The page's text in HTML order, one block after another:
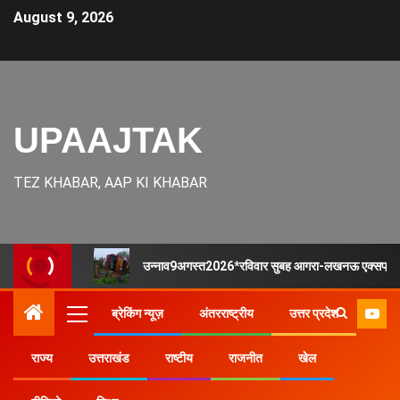
August 9, 2026
UPAAJTAK
TEZ KHABAR, AAP KI KHABAR
उन्नाव9अगस्त2026*रविवार सुबह आगरा-लखनऊ
ब्रेकिंग न्यूज़ अंतरराष्ट्रीय उत्तर प्रदेश
राज्य उत्तराखंड राष्टीय राजनीत खेल